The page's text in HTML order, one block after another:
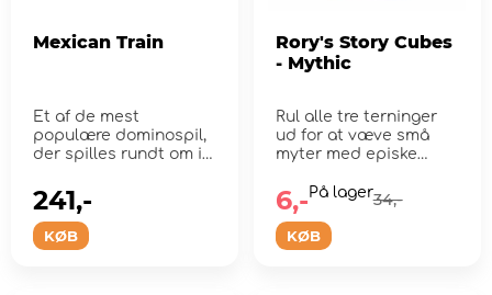
Mexican Train
Et af de mest
populære dominospil,
der spilles rundt om i
KØB
241,-
Rory's Story Cubes
- Mythic
Rul alle tre terninger
ud for at væve små
myter med episke
KØB
34,-
6,- På lager